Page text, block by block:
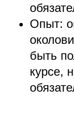
Опыт:
быть
курсе,